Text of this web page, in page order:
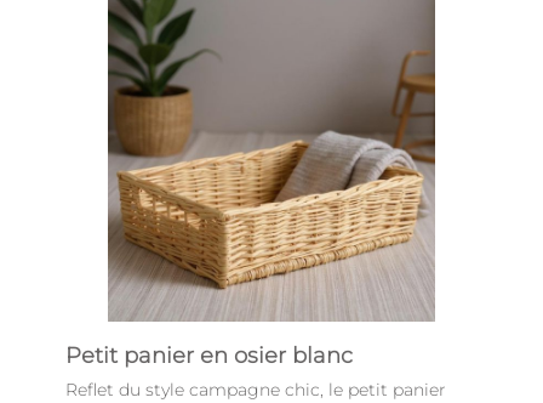
Petit panier en osier blanc
Reflet du style campagne chic, le petit panier